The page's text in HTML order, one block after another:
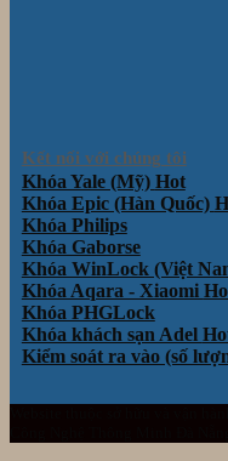
Kết nối với chúng tôi
Khóa Yale (Mỹ)
Khóa Epic (Hàn Quốc)
Khóa Philips
Khóa Gaborse
Khóa WinLock (Việt
Khóa Aqara - Xiaomi
Khóa PHGLock
Khóa khách sạn Adel
Kiểm soát ra vào (số